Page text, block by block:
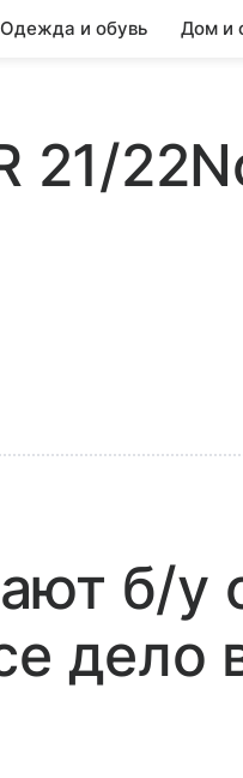
Одежда и обувь Дом и
21/
б/у
дело